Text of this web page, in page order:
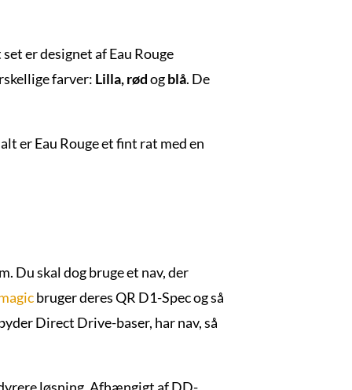
er designet af Eau Rouge
farver: Lilla,rødogblå. De
er Eau Rouge et fint rat med en
Du skal dog bruge et nav, der
bruger deres QR D1-Spec og så
Direct Drive-baser, har nav, så